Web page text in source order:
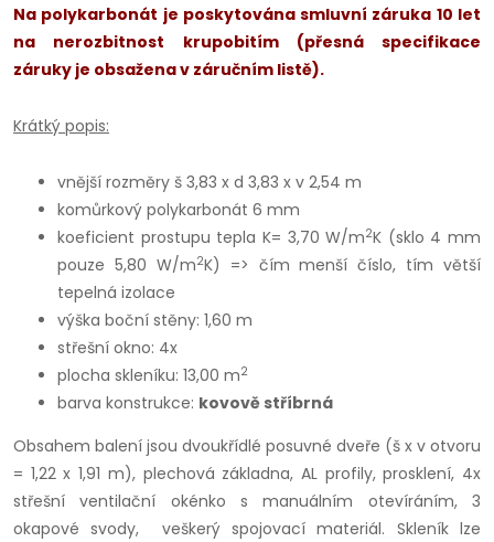
Na polykarbonát je poskytována smluvní záruka 10 let
na nerozbitnost krupobitím (přesná specifikace
záruky je obsažena v záručním listě).
Krátký popis:
vnější rozměry š 3,83 x d 3,83 x v 2,54 m
komůrkový polykarbonát 6 mm
koeficient prostupu tepla K= 3,70 W/m2K (sklo 4 mm
pouze 5,80 W/m2K) => čím menší číslo, tím větší
tepelná izolace
výška boční stěny: 1,60 m
střešní okno: 4x
plocha skleníku: 13,00 m2
barva konstrukce: kovově stříbrná
Obsahem balení jsou dvoukřídlé posuvné dveře (š x v otvoru
= 1,22 x 1,91 m), plechová základna, AL profily, prosklení, 4x
střešní ventilační okénko s manuálním otevíráním, 3
okapové svody, veškerý spojovací materiál. Skleník lze